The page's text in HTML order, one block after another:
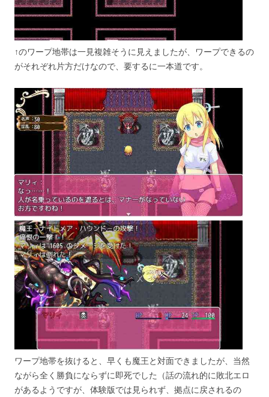
↑のワープ地帯は一見複雑そうに見えましたが、ワープできるの
がそれぞれ片方だけなので、要するに一本道です。
ワープ地帯を抜けると、早くも魔王と対面できましたが、当然
ながら全く勝負にならずに即死でした（話の流れ的に敗北エロ
があるようですが、体験版では見られず、拠点に戻されるの